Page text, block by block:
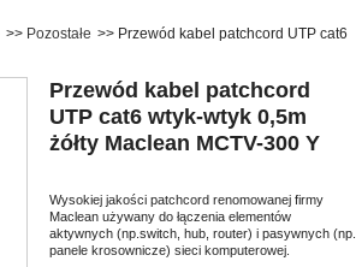
>> Pozostałe >> Przewód kabel patchcord UTP cat6
Przewód kabel patchcord
UTP cat6 wtyk-wtyk 0,5m
żółty Maclean MCTV-300 Y
Wysokiej jakości patchcord renomowanej firmy
Maclean używany do łączenia elementów
aktywnych (np.switch, hub, router) i pasywnych (np.
panele krosownicze) sieci komputerowej.